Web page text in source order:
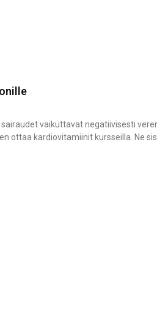
vaikuttavat negatiivisesti
ottaa kardiovitamiinit kursseilla. Ne